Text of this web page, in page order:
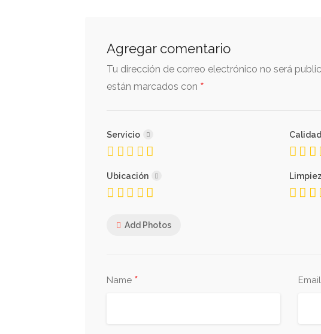
Agregar comentario
Tu dirección de correo electrónico no será
están marcados con *
Servicio
Ubicación
Add Photos
Name * Email